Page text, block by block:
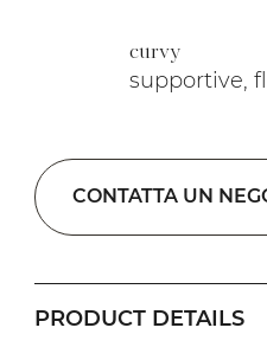
curvy
supportive,
CONTATTA UN
PRODUCT DETAILS